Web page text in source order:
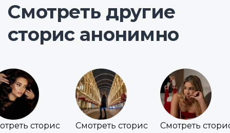
Смотреть другие
сторис анонимно
сторис Смотреть сторис Смотреть